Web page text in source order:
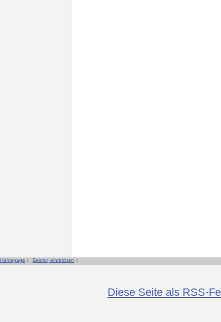
Homepage :: Beitrag einreichen ::
Diese Seite als RSS-